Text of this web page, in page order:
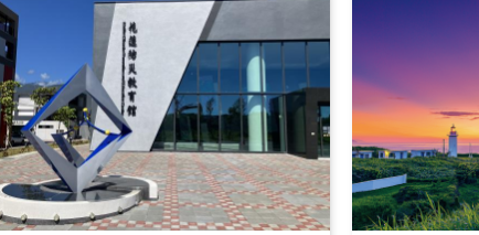
安三寶中的芋頭是全臺五大產區之一，
而龍鬚菜栽培面積占43%，更是遙遙領
先全臺其他鄉鎮。文／劉俊輝 圖／培
安農場、編輯室子承父業吉...
輕鬆自在。文